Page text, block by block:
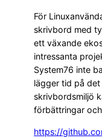
För
skrivbord med
ett växande
intressanta
System76 inte
lägger tid på
skrivbordsmiljö
förbättringar
https://